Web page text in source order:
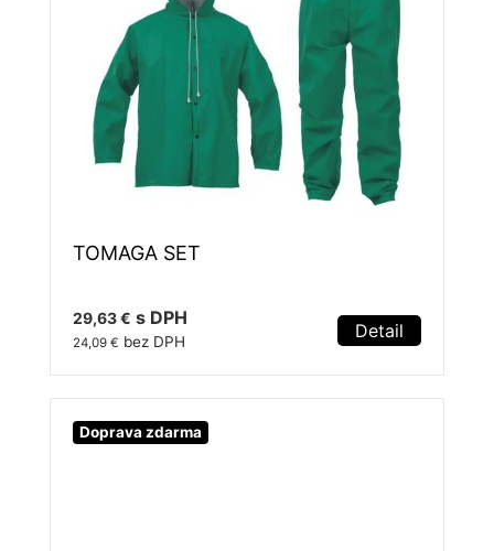
TOMAGA SET
29,63 € s DPH
24,09 € bez DPH Detail
Doprava zdarma